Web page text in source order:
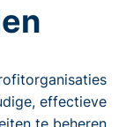
effectieve
te beheren